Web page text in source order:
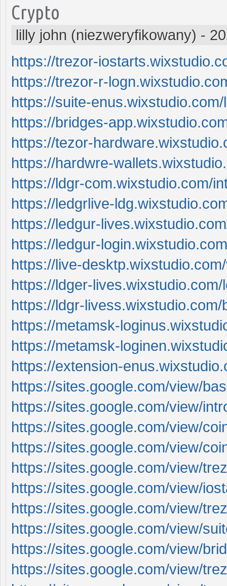
Crypto
lilly john (niezweryfikowany) -
https://trezor-
https://trezor-r-
https://suite-enus.wixstudio.com/
https://bridges-
https://tezor-
https://hardwre-
https://ldgr-com.wixstudio.com/
https://ledgrlive-
https://ledgur-
https://ledgur-
https://live-
https://ldger-lives.wixstudio.com/
https://ldgr-livess.wixstudio.com/
https://metamsk-
https://metamsk-
https://extension-
https://sites.google.com/view/
https://sites.google.com/view/
https://sites.google.com/view/
https://sites.google.com/view/
https://sites.google.com/view/
https://sites.google.com/view/
https://sites.google.com/view/
https://sites.google.com/view/
https://sites.google.com/view/
https://sites.google.com/view/